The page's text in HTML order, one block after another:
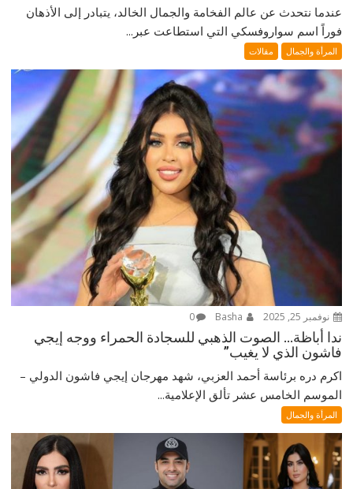
عندما نتحدث عن عالم الفخامة والجمال الخالد، يتبادر إلى الأذهان
فوراً اسم سواروفسكي التي استطاعت عبر...
المرأة والجمال مقالات
نوفمبر 25, 2025 0
ندا أباظة… الصوت الذهبي للسجادة الحمراء ووجه إيجي
فاشون الذي لا يغيب”
اكرم دره برئاسة أحمد العزبي، شهد مهرجان إيجي فاشون الدولي –
الموسم الخامس عشر تألق الإعلامية...
المرأة والجمال